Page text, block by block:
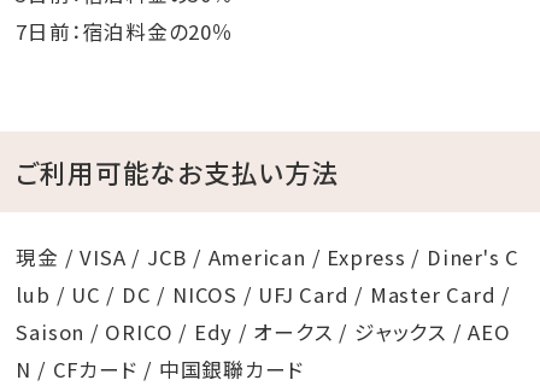
7日前：宿泊料金の20％
ご利用可能なお支払い方法
現金 / VISA / JCB / American / Express / Diner's C
lub / UC / DC / NICOS / UFJ Card / Master Card /
Saison / ORICO / Edy / オークス / ジャックス / AEO
N / CFカード / 中国銀聯カード